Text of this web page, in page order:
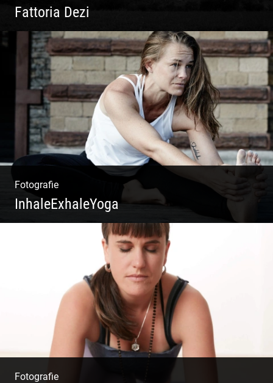
Fattoria Dezi
Konzeption & Gestaltung |
Übersetzung & Medien | Fotografie &
Texting | Feine Weine
Fotografie
InhaleExhaleYoga
Streetart Yoga | Kraft & Ausdauer |
Crossover Stil | Körper & Geist
Fotografie